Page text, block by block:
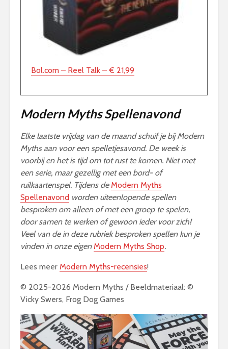
Bol.com – Reel Talk – € 21,99
Modern Myths Spellenavond
Elke laatste vrijdag van de maand schuif je bij Modern
Myths aan voor een spelletjesavond. De week is
voorbij en het is tijd om tot rust te komen. Niet met
een serie, maar gezellig met een bord- of
ruilkaartenspel. Tijdens deModern Myths
Spellenavond worden uiteenlopende spellen
besproken om alleen of met een groep te spelen,
door samen te werken of gewoon ieder voor zich!
Veel van de in deze rubriek besproken spellen kun je
vinden in onze eigenModern Myths Shop.
Lees meer Modern Myths-recensies!
© 2025-2026 Modern Myths / Beeldmateriaal: ©
Vicky Swers, Frog Dog Games